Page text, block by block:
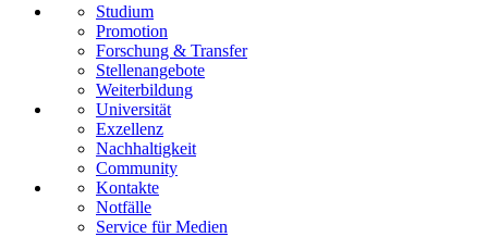
Studium
Promotion
Forschung & Transfer
Stellenangebote
Weiterbildung
Universität
Exzellenz
Nachhaltigkeit
Community
Kontakte
Notfälle
Service für Medien